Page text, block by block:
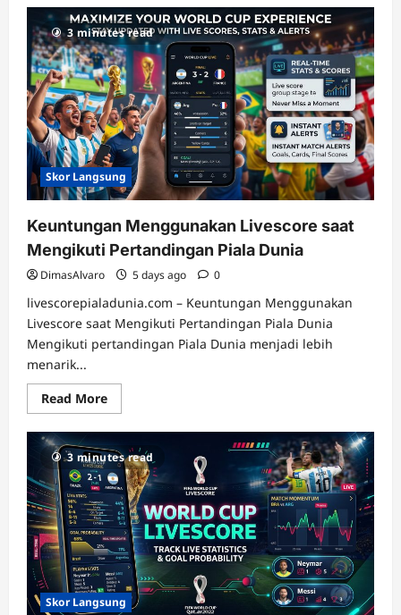
Informasi
Penting
yang
Bisa
Dipantau
melalui
Livescore
Sepak
Bola
3 minutes read
Skor Langsung
Keuntungan Menggunakan Livescore saat
Mengikuti Pertandingan Piala Dunia
DimasAlvaro 5 days ago 0
livescorepialadunia.com – Keuntungan Menggunakan
Livescore saat Mengikuti Pertandingan Piala Dunia
Mengikuti pertandingan Piala Dunia menjadi lebih
menarik...
Read MoreRead
more
Keuntungan
Menggunakan
Livescore
saat
Mengikuti
Pertandingan
Piala
Dunia
3 minutes read
Skor Langsung